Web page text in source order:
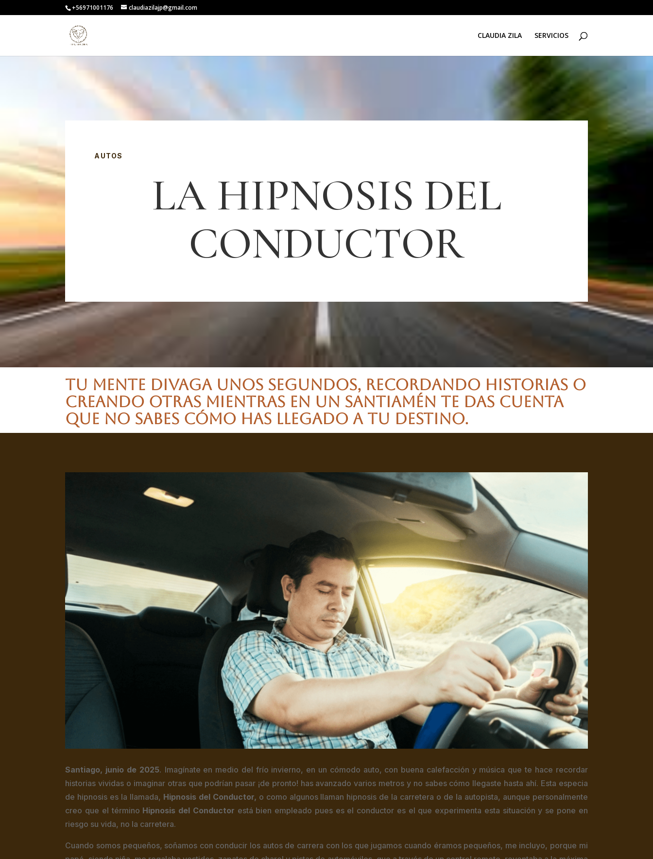
+56971001176 claudiazilajp@gmail.com
CLAUDIA ZILA SERVICIOS
AUTOS
LA HIPNOSIS DEL
CONDUCTOR
TU MENTE DIVAGA UNOS SEGUNDOS, RECORDANDO HISTORIAS O
CREANDO OTRAS MIENTRAS EN UN SANTIAMÉN TE DAS CUENTA
QUE NO SABES CÓMO HAS LLEGADO A TU DESTINO.
Santiago, junio de 2025. Imagínate en medio del frío invierno, en un cómodo auto, con buena calefacción y música que te hace recordar
historias vividas o imaginar otras que podrían pasar ¡de pronto! has avanzado varios metros y no sabes cómo llegaste hasta ahí. Esta especia
de hipnosis es la llamada, Hipnosis del Conductor, o como algunos llaman hipnosis de la carretera o de la autopista, aunque personalmente
creo que el término Hipnosis del Conductor está bien empleado pues es el conductor es el que experimenta esta situación y se pone en
riesgo su vida, no la carretera.
Cuando somos pequeños, soñamos con conducir los autos de carrera con los que jugamos cuando éramos pequeños, me incluyo, porque mi